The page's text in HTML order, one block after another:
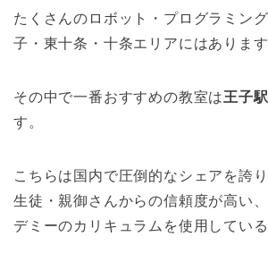
たくさんのロボット・プログラミン
子・東十条・十条エリアにはあります
その中で一番おすすめの教室は王子
す。
こちらは国内で圧倒的なシェアを誇
生徒・親御さんからの信頼度が高い
デミーのカリキュラムを使用してい